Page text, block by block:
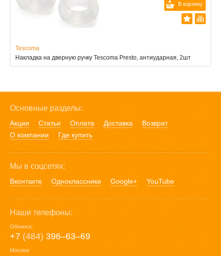
В корзину
Tescoma
Накладка на дверную ручку Tescoma Presto, антиударная, 2шт
Основные разделы:
Акции Статьи Оплата Доставка
Возврат
О компании
Где купить
Мы в соцсетях:
Вконтакте Одноклассники Google+ YouTube
Наши телефоны:
Обнинск:
+7 (484) 396‒63‒69
Москва: